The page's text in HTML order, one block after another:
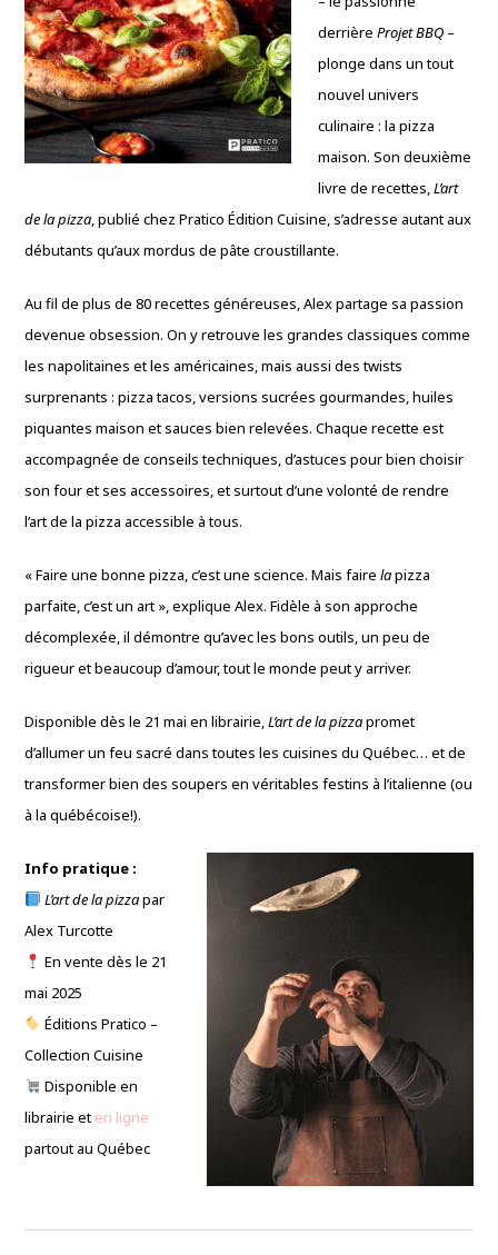
derrièreProjet BBQ –
plonge dans un tout
nouvel univers
culinaire : la pizza
maison. Son deuxième
livre de recettes,L’art
de la pizza, publié chez Pratico Édition Cuisine, s’adresse autant aux
débutants qu’aux mordus de pâte croustillante.
Au fil de plus de 80 recettes généreuses, Alex partage sa passion
devenue obsession. On y retrouve les grandes classiques comme
les napolitaines et les américaines, mais aussi des twists
surprenants : pizza tacos, versions sucrées gourmandes, huiles
piquantes maison et sauces bien relevées. Chaque recette est
accompagnée de conseils techniques, d’astuces pour bien choisir
son four et ses accessoires, et surtout d’une volonté de rendre
l’art de la pizza accessible à tous.
« Faire une bonne pizza, c’est une science. Mais fairelapizza
parfaite, c’est un art », explique Alex. Fidèle à son approche
décomplexée, il démontre qu’avec les bons outils, un peu de
rigueur et beaucoup d’amour, tout le monde peut y arriver.
Disponible dès le 21 mai en librairie,L’art de la pizzapromet
d’allumer un feu sacré dans toutes les cuisines du Québec… et de
transformer bien des soupers en véritables festins à l’italienne (ou
à la québécoise!).
Info pratique :
L’art de la pizzapar
Alex Turcotte
En vente dès le 21
mai 2025
Éditions Pratico –
Collection Cuisine
Disponible en
librairie et en ligne
partout au Québec